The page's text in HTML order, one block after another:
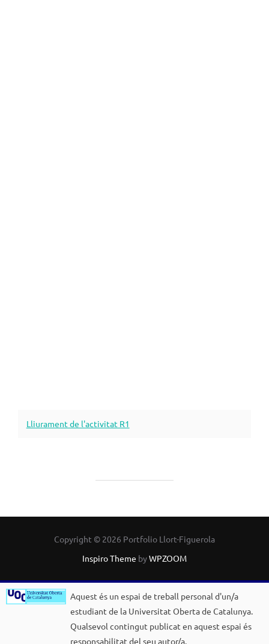
Lliurament de l'activitat R1
Copyright © 2026 Portfolio Llort-Figuerola
Inspiro Theme byWPZOOM
Aquest és un espai de treball personal d'un/a
estudiant de la Universitat Oberta de Catalunya.
Qualsevol contingut publicat en aquest espai és
responsabilitat del seu autor/a.